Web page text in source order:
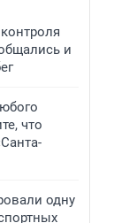
и
что
одну